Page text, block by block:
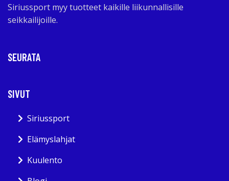
Siriussport myy tuotteet kaikille liikunnallisille
seikkailijoille.
SEURATA
SIVUT
Siriussport
Elämyslahjat
Kuulento